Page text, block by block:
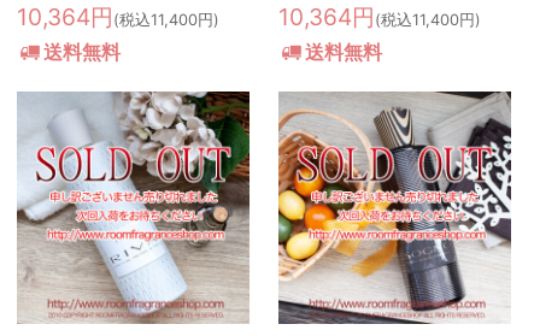
10,364円 (税込11,400円)
送料無料
10,364円 (税込11,400円)
送料無料